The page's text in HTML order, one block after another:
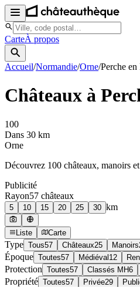
CarteÀ propos
Accueil/Normandie/Orne/Perche en
Châteaux à
100
Dans 30 km
Orne
Découvrez 100 châteaux, manoirs
Publicité
Rayon57 châteaux
5 10 15 20 25 30 km
Liste Carte
Type Tous57 Châteaux25 Manoirs
Époque Toutes57 Médiéval 12
Protection Toutes57 Classés MH6
Propriété Toutes57 Privée29